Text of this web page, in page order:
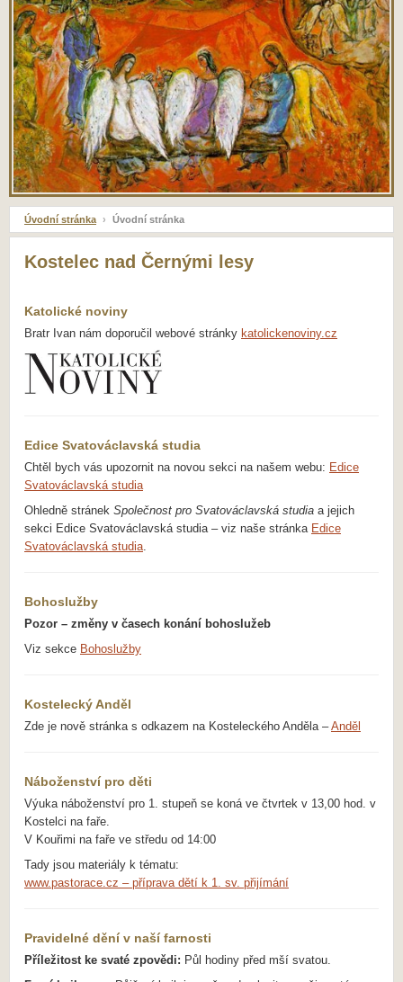
Úvodní stránka › Úvodní stránka
Kostelec nad Černými lesy
Katolické noviny
Bratr Ivan nám doporučil webové stránky katolickenoviny.cz
Edice Svatováclavská studia
Chtěl bych vás upozornit na novou sekci na našem webu: Edice
Svatováclavská studia
Ohledně stránek Společnost pro Svatováclavská studia a jejich
sekci Edice Svatováclavská studia – viz naše stránka Edice
Svatováclavská studia.
Bohoslužby
Pozor – změny v časech konání bohoslužeb
Viz sekce Bohoslužby
Kostelecký Anděl
Zde je nově stránka s odkazem na Kosteleckého Anděla –Anděl
Náboženství pro děti
Výuka náboženství pro 1. stupeň se koná ve čtvrtek v 13,00 hod. v
Kostelci na faře.
V Kouřimi na faře ve středu od 14:00
Tady jsou materiály k tématu:
www.pastorace.cz – příprava dětí k 1. sv. přijímání
Pravidelné dění v naší farnosti
Příležitost ke svaté zpovědi: Půl hodiny před mší svatou.